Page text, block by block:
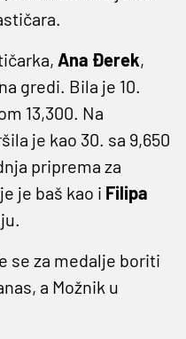
Ana Đerek,
gredi. Bila je 10.
13,300. Na
je kao 30. sa 9,650
priprema za
je baš kao i Filipa
se za medalje boriti
a Možnik u